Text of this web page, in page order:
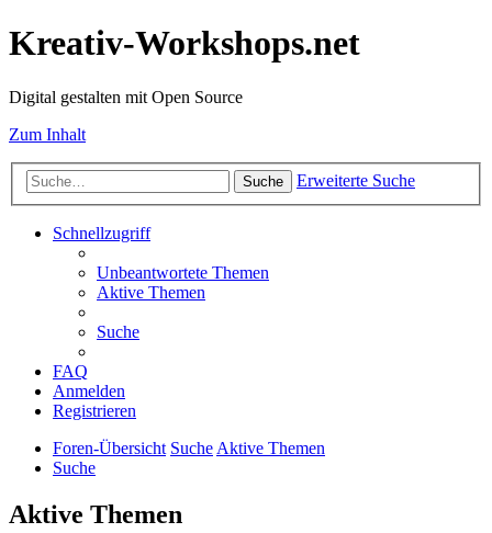
Kreativ-Workshops.net
Digital gestalten mit Open Source
Zum Inhalt
Suche Erweiterte Suche
Schnellzugriff
Unbeantwortete Themen
Aktive Themen
Suche
FAQ
Anmelden
Registrieren
Foren-Übersicht SucheAktive Themen
Suche
Aktive Themen